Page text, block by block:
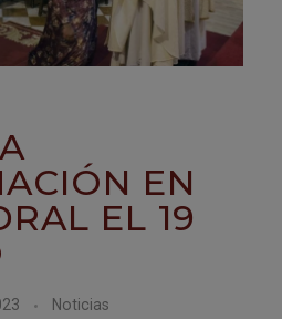
EN
EL 19
Noticias